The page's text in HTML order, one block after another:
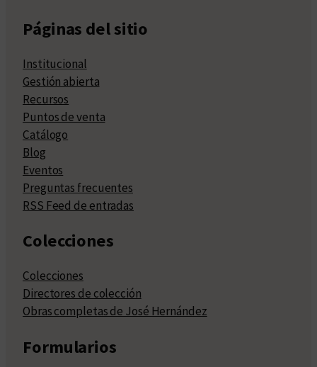
Páginas del sitio
Institucional
Gestión abierta
Recursos
Puntos de venta
Catálogo
Blog
Eventos
Preguntas frecuentes
RSS Feed de entradas
Colecciones
Colecciones
Directores de colección
Obras completas de José Hernández
Formularios